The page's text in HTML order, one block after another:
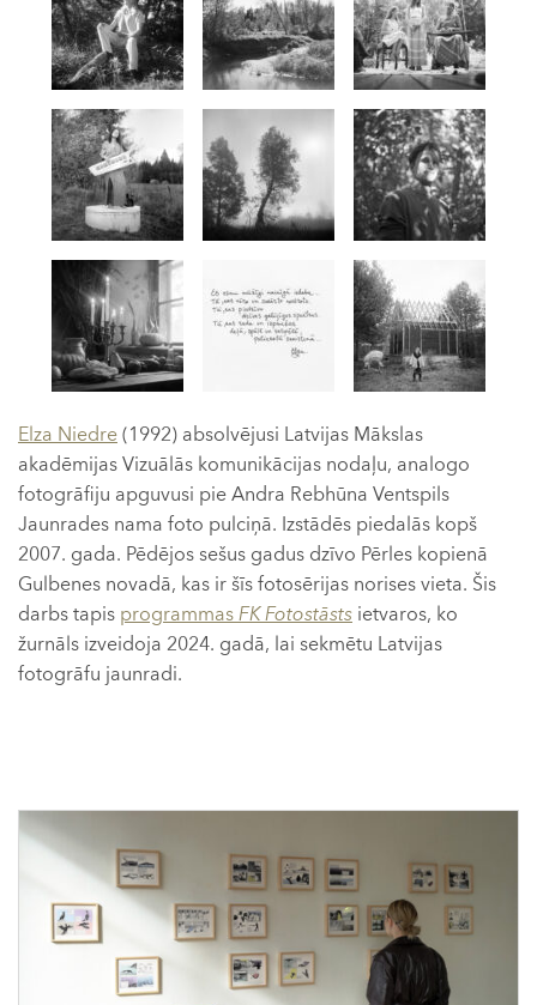
Elza Niedre(1992) absolvējusi Latvijas Mākslas
akadēmijas Vizuālās komunikācijas nodaļu, analogo
fotogrāfiju apguvusi pie Andra Rebhūna Ventspils
Jaunrades nama foto pulciņā. Izstādēs piedalās kopš
2007. gada. Pēdējos sešus gadus dzīvo Pērles kopienā
Gulbenes novadā, kas ir šīs fotosērijas norises vieta. Šis
darbs tapis programmasFK Fotostāsts ietvaros, ko
žurnāls izveidoja 2024. gadā, lai sekmētu Latvijas
fotogrāfu jaunradi.